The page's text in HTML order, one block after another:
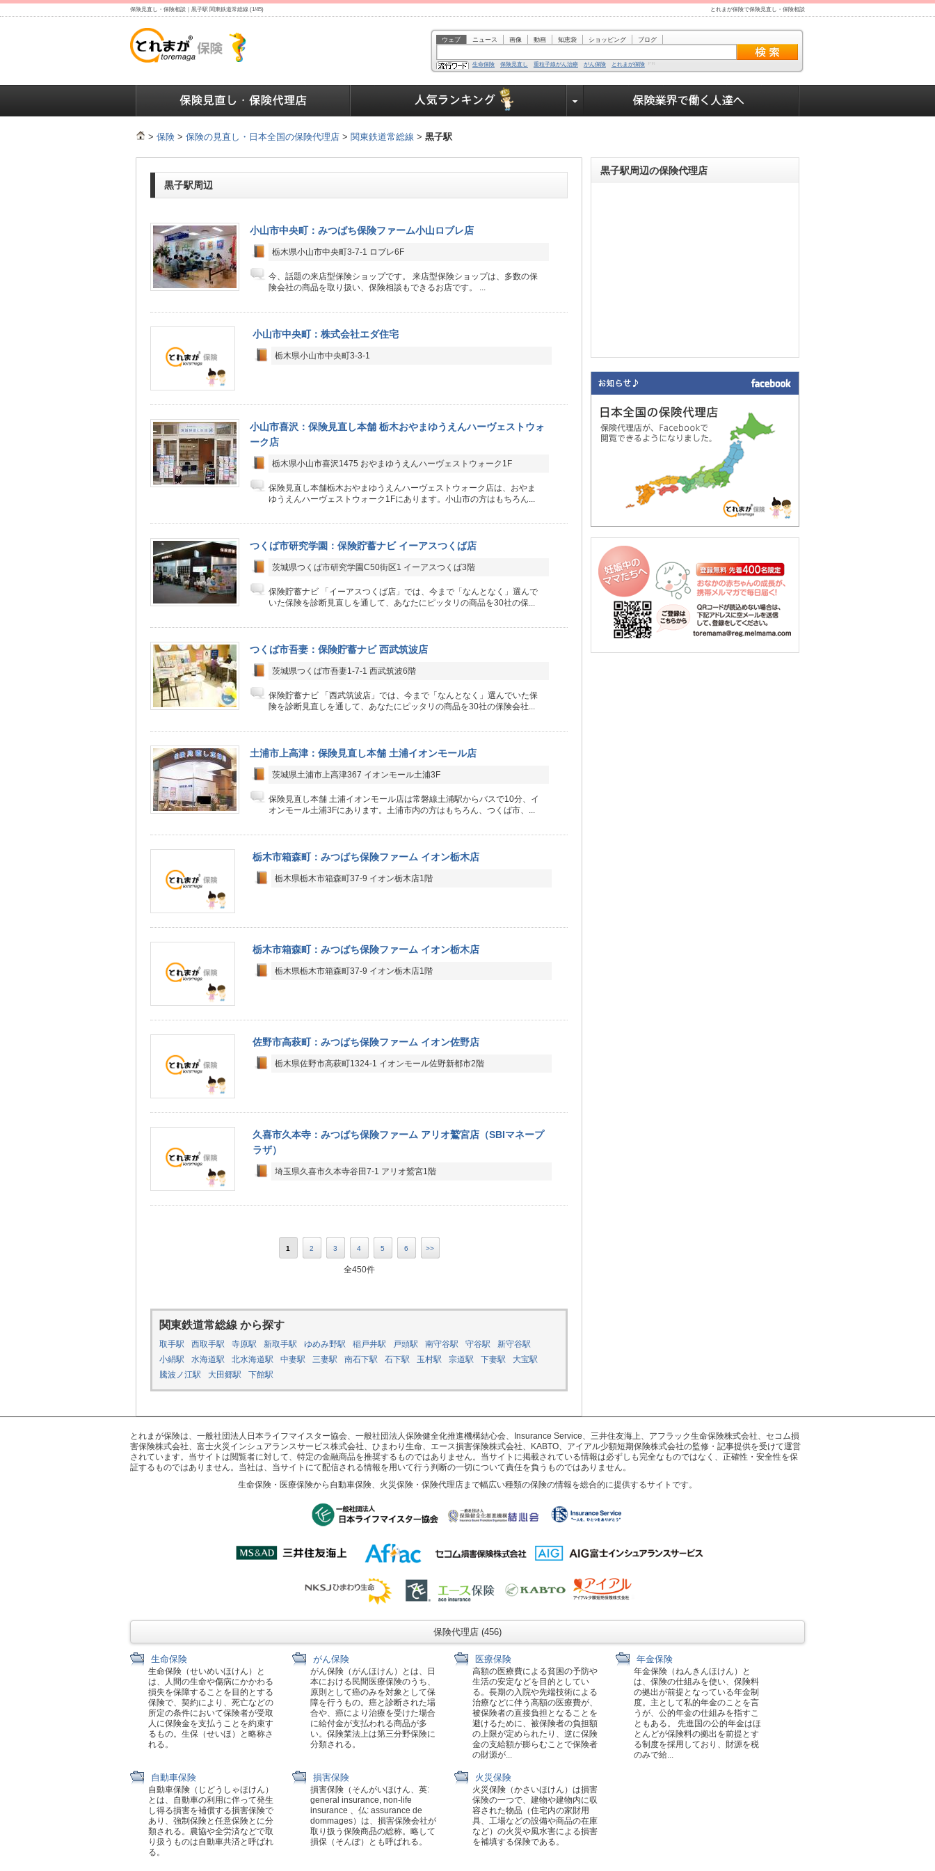
保険見直し・保険相談｜黒子駅 関東鉄道常総線 (1/45) とれまが保険で保険見直し・保険相談
ウェブ ニュース 画像 動画 知恵袋 ショッピング ブログ
生命保険 保険見直し 重粒子線がん治療 がん保険 とれまが保険
> 保険 > 保険の見直し・日本全国の保険代理店 > 関東鉄道常総線 > 黒子駅
黒子駅周辺
小山市中央町：みつばち保険ファーム小山ロブレ店
栃木県小山市中央町3-7-1 ロブレ6F
今、話題の来店型保険ショップです。 来店型保険ショップは、多数の保
険会社の商品を取り扱い、保険相談もできるお店です。 ...
小山市中央町：株式会社エダ住宅
栃木県小山市中央町3-3-1
小山市喜沢：保険見直し本舗 栃木おやまゆうえんハーヴェストウォ
ーク店
栃木県小山市喜沢1475 おやまゆうえんハーヴェストウォーク1F
保険見直し本舗栃木おやまゆうえんハーヴェストウォーク店は、おやま
ゆうえんハーヴェストウォーク1Fにあります。小山市の方はもちろん...
つくば市研究学園：保険貯蓄ナビ イーアスつくば店
茨城県つくば市研究学園C50街区1 イーアスつくば3階
保険貯蓄ナビ 「イーアスつくば店」では、今まで「なんとなく」選んで
いた保険を診断見直しを通して、あなたにピッタリの商品を30社の保...
つくば市吾妻：保険貯蓄ナビ 西武筑波店
茨城県つくば市吾妻1-7-1 西武筑波6階
保険貯蓄ナビ 「西武筑波店」では、今まで「なんとなく」選んでいた保
険を診断見直しを通して、あなたにピッタリの商品を30社の保険会社...
土浦市上高津：保険見直し本舗 土浦イオンモール店
茨城県土浦市上高津367 イオンモール土浦3F
保険見直し本舗 土浦イオンモール店は常磐線土浦駅からバスで10分、イ
オンモール土浦3Fにあります。土浦市内の方はもちろん、つくば市、...
栃木市箱森町：みつばち保険ファーム イオン栃木店
栃木県栃木市箱森町37-9 イオン栃木店1階
栃木市箱森町：みつばち保険ファーム イオン栃木店
栃木県栃木市箱森町37-9 イオン栃木店1階
佐野市高萩町：みつばち保険ファーム イオン佐野店
栃木県佐野市高萩町1324-1 イオンモール佐野新都市2階
久喜市久本寺：みつばち保険ファーム アリオ鷲宮店（SBIマネープ
ラザ）
埼玉県久喜市久本寺谷田7-1 アリオ鷲宮1階
1 2 3 4 5 6 >>
全450件
関東鉄道常総線 から探す
取手駅 西取手駅 寺原駅 新取手駅 ゆめみ野駅 稲戸井駅 戸頭駅 南守谷駅 守谷駅
新守谷駅
小絹駅
水海道駅 北水海道駅 中妻駅 三妻駅 南石下駅 石下駅 玉村駅 宗道駅 下妻駅
大宝駅
騰波ノ江駅
大田郷駅 下館駅
黒子駅周辺の保険代理店
とれまが保険は、一般社団法人日本ライフマイスター協会、一般社団法人保険健全化推進機構結心会、Insurance Service、三井住友海上、アフラック生命保険株式会社、セコム損
害保険株式会社、富士火災インシュアランスサービス株式会社、ひまわり生命、エース損害保険株式会社、KABTO、アイアル少額短期保険株式会社の監修・記事提供を受けて運営
されています。当サイトは閲覧者に対して、特定の金融商品を推奨するものではありません。当サイトに掲載されている情報は必ずしも完全なものではなく、正確性・安全性を保
証するものではありません。当社は、当サイトにて配信される情報を用いて行う判断の一切について責任を負うものではありません。
生命保険・医療保険から自動車保険、火災保険・保険代理店まで幅広い種類の保険の情報を総合的に提供するサイトです。
保険代理店 (456)
生命保険
生命保険（せいめいほけん）と
は、人間の生命や傷病にかかわる
損失を保障することを目的とする
保険で、契約により、死亡などの
所定の条件において保険者が受取
人に保険金を支払うことを約束す
るもの。生保（せいほ）と略称さ
れる。
がん保険
がん保険（がんほけん）とは、日
本における民間医療保険のうち、
原則として癌のみを対象として保
障を行うもの。癌と診断された場
合や、癌により治療を受けた場合
に給付金が支払われる商品が多
い。保険業法上は第三分野保険に
分類される。
医療保険
高額の医療費による貧困の予防や
生活の安定などを目的としてい
る。長期の入院や先端技術による
治療などに伴う高額の医療費が、
被保険者の直接負担となることを
避けるために、被保険者の負担額
の上限が定められたり、逆に保険
金の支給額が膨らむことで保険者
の財源が...
年金保険
年金保険（ねんきんほけん）と
は、保険の仕組みを使い、保険料
の拠出が前提となっている年金制
度。主として私的年金のことを言
うが、公的年金の仕組みを指すこ
ともある。 先進国の公的年金はほ
とんどが保険料の拠出を前提とす
る制度を採用しており、財源を税
のみで給...
自動車保険
自動車保険（じどうしゃほけん）
とは、自動車の利用に伴って発生
し得る損害を補償する損害保険で
あり、強制保険と任意保険とに分
類される。農協や全労済などで取
り扱うものは自動車共済と呼ばれ
る。
損害保険
損害保険（そんがいほけん、英:
general insurance, non-life
insurance 、仏: assurance de
dommages）は、損害保険会社が
取り扱う保険商品の総称。略して
損保（そんぽ）とも呼ばれる。
火災保険
火災保険（かさいほけん）は損害
保険の一つで、建物や建物内に収
容された物品（住宅内の家財用
具、工場などの設備や商品の在庫
など）の火災や風水害による損害
を補填する保険である。